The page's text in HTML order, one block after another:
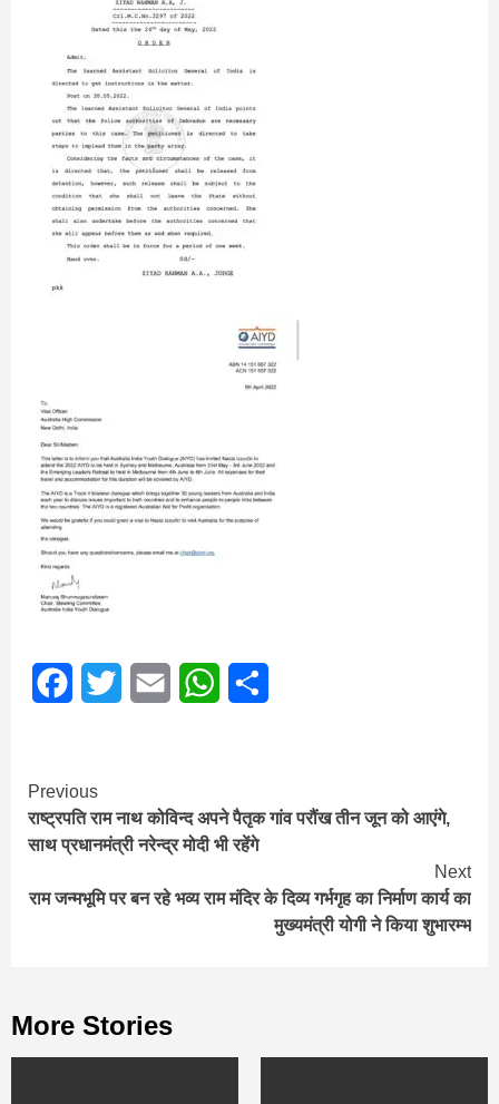
FacebookTwitter Email WhatsApp
Continue
Reading
Previous
राष्ट्रपति राम नाथ कोविन्द अपने पैतृक गांव परौंख तीन जून को आएंगे,
साथ प्रधानमंत्री नरेन्द्र मोदी भी रहेंगे
Next
राम जन्मभूमि पर बन रहे भव्य राम मंदिर के दिव्य गर्भगृह का निर्माण कार्य का
मुख्यमंत्री योगी ने क‍िया शुभारम्भ
More Stories